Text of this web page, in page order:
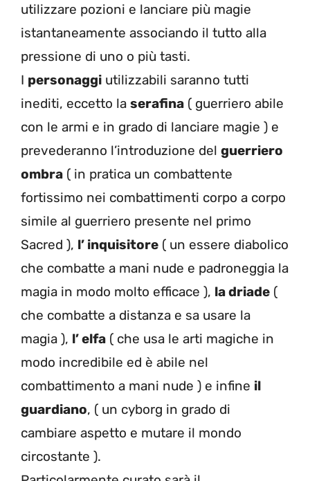
utilizzare pozioni e lanciare più magie
istantaneamente associando il tutto alla
pressione di uno o più tasti.
I personaggi utilizzabili saranno tutti
inediti, eccetto la serafina ( guerriero abile
con le armi e in grado di lanciare magie ) e
prevederanno l’introduzione del guerriero
ombra ( in pratica un combattente
fortissimo nei combattimenti corpo a corpo
simile al guerriero presente nel primo
Sacred ), l’ inquisitore ( un essere diabolico
che combatte a mani nude e padroneggia la
magia in modo molto efficace ), la driade (
che combatte a distanza e sa usare la
magia ), l’ elfa ( che usa le arti magiche in
modo incredibile ed è abile nel
combattimento a mani nude ) e infine il
guardiano, ( un cyborg in grado di
cambiare aspetto e mutare il mondo
circostante ).